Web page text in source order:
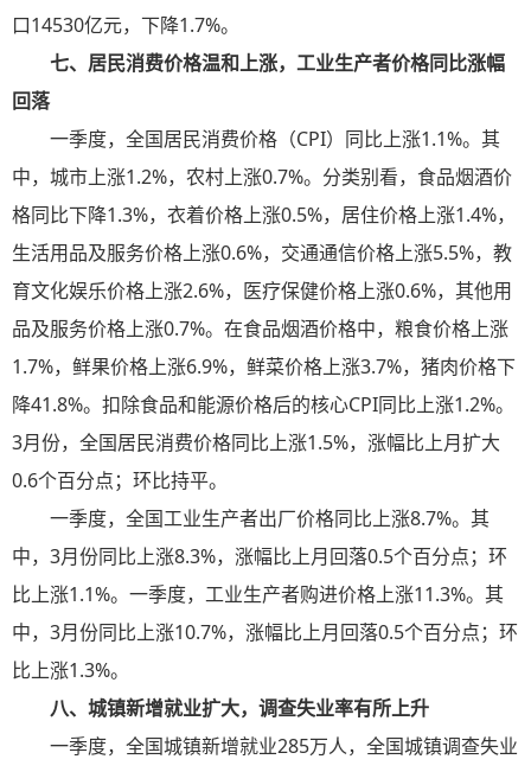
口14530亿元，下降1.7%。
七、居民消费价格温和上涨，工业生产者价格同比涨幅
回落
一季度，全国居民消费价格（CPI）同比上涨1.1%。其
中，城市上涨1.2%，农村上涨0.7%。分类别看，食品烟酒价
格同比下降1.3%，衣着价格上涨0.5%，居住价格上涨1.4%，
生活用品及服务价格上涨0.6%，交通通信价格上涨5.5%，教
育文化娱乐价格上涨2.6%，医疗保健价格上涨0.6%，其他用
品及服务价格上涨0.7%。在食品烟酒价格中，粮食价格上涨
1.7%，鲜果价格上涨6.9%，鲜菜价格上涨3.7%，猪肉价格下
降41.8%。扣除食品和能源价格后的核心CPI同比上涨1.2%。
3月份，全国居民消费价格同比上涨1.5%，涨幅比上月扩大
0.6个百分点；环比持平。
一季度，全国工业生产者出厂价格同比上涨8.7%。其
中，3月份同比上涨8.3%，涨幅比上月回落0.5个百分点；环
比上涨1.1%。一季度，工业生产者购进价格上涨11.3%。其
中，3月份同比上涨10.7%，涨幅比上月回落0.5个百分点；环
比上涨1.3%。
八、城镇新增就业扩大，调查失业率有所上升
一季度，全国城镇新增就业285万人，全国城镇调查失业